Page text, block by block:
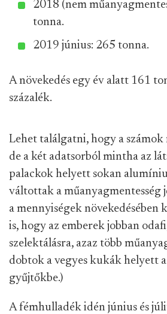
2018 (nem
tonna.
2019 június: 265 tonna.
A növekedés egy év alatt 161
százalék.
Lehet találgatni, hogy a
de a két adatsorból mintha az
palackok helyett sokan
váltottak a műanyagmentesség
a mennyiségek növekedésében
is, hogy az emberek jobban
szelektálásra, azaz több
dobtok a vegyes kukák helyett
gyűjtőkbe.)
A fémhulladék idén június és